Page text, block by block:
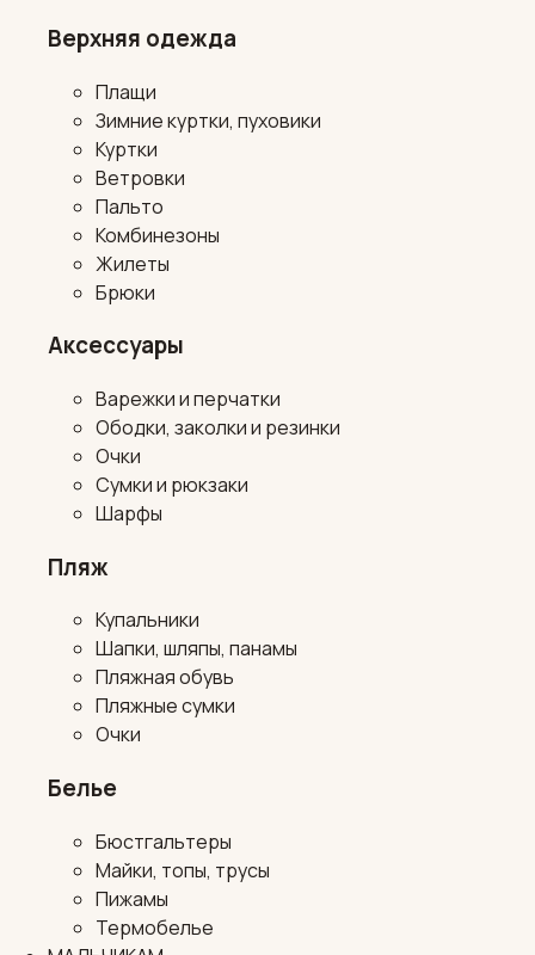
Верхняя одежда
Плащи
Зимние куртки, пуховики
Куртки
Ветровки
Пальто
Комбинезоны
Жилеты
Брюки
Аксессуары
Варежки и перчатки
Ободки, заколки и резинки
Очки
Сумки и рюкзаки
Шарфы
Пляж
Купальники
Шапки, шляпы, панамы
Пляжная обувь
Пляжные сумки
Очки
Белье
Бюстгальтеры
Майки, топы, трусы
Пижамы
Термобелье